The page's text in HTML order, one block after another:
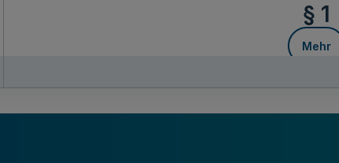
§ 1
Mehr
Für das Haushaltsjahr 2010 werden den